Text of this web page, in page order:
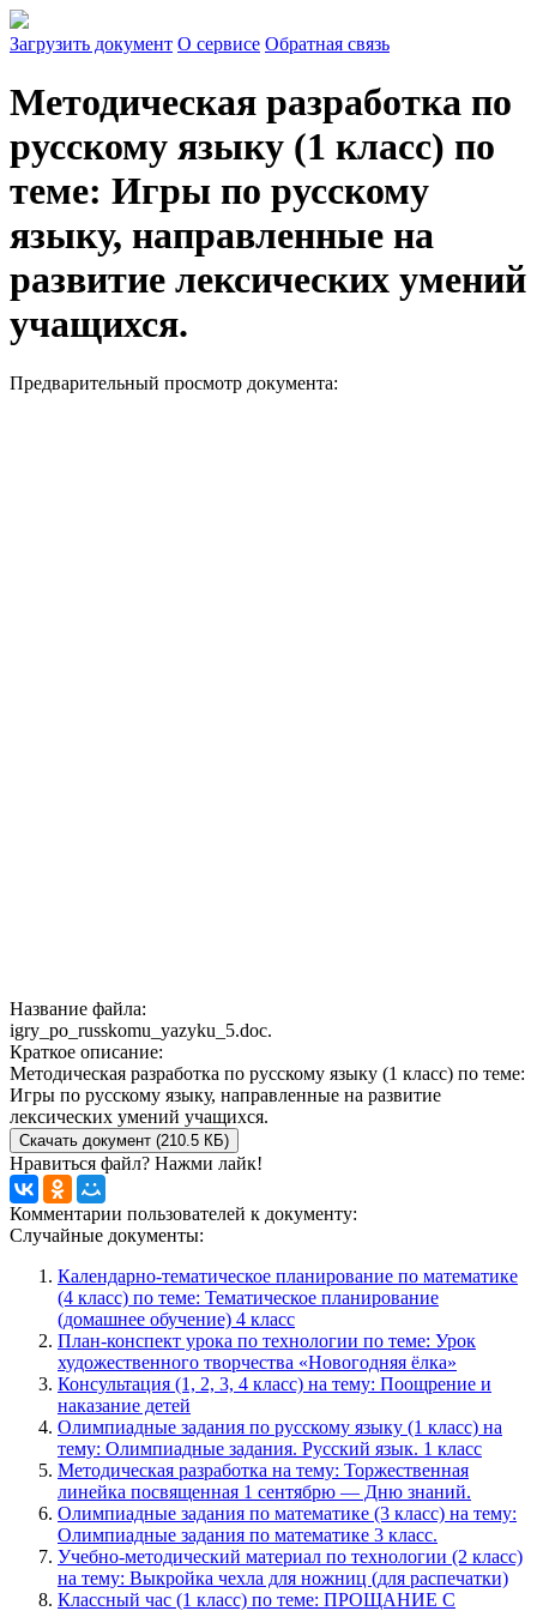
Загрузить документ О сервисе Обратная связь
Методическая разработка по
русскому языку (1 класс) по
теме: Игры по русскому
языку, направленные на
развитие лексических умений
учащихся.
Предварительный просмотр документа:
Название файла:
igry_po_russkomu_yazyku_5.doc.
Краткое описание:
Методическая разработка по русскому языку (1 класс) по теме:
Игры по русскому языку, направленные на развитие
лексических умений учащихся.
Скачать документ (210.5 КБ)
Нравиться файл? Нажми лайк!
Комментарии пользователей к документу:
Случайные документы:
Календарно-тематическое планирование по математике
(4 класс) по теме: Тематическое планирование
(домашнее обучение) 4 класс
План-конспект урока по технологии по теме: Урок
художественного творчества «Новогодняя ёлка»
Консультация (1, 2, 3, 4 класс) на тему: Поощрение и
наказание детей
Олимпиадные задания по русскому языку (1 класс) на
тему: Олимпиадные задания. Русский язык. 1 класс
Методическая разработка на тему: Торжественная
линейка посвященная 1 сентябрю — Дню знаний.
Олимпиадные задания по математике (3 класс) на тему:
Олимпиадные задания по математике 3 класс.
Учебно-методический материал по технологии (2 класс)
на тему: Выкройка чехла для ножниц (для распечатки)
Классный час (1 класс) по теме: ПРОЩАНИЕ С